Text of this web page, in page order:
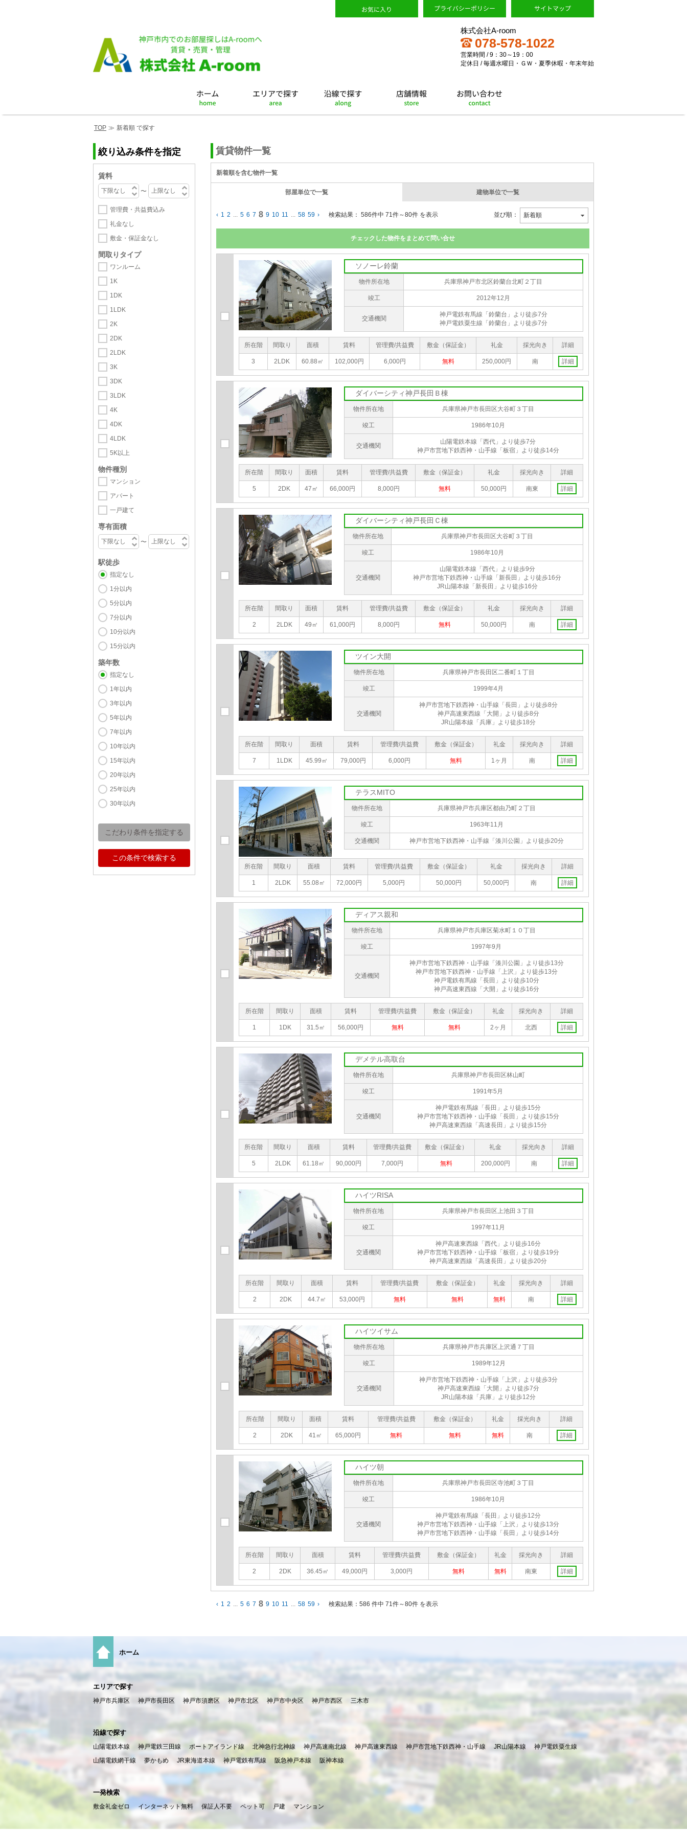
株式会社A-room
078-578-1022
営業時間 / 9：30～19：00
定休日 / 毎週水曜日・ＧＷ・夏季休暇・年末年始
TOP ≫ 新着順 で探す
賃貸物件一覧
新着順を含む物件一覧
部屋単位で一覧 建物単位で一覧
並び順：
検索結果： 586件中 71件～80件 を表示
‹ 1 2 ... 5 6 7 8 9 10 11 ... 58 59 ›
ソノーレ鈴蘭
物件所在地 兵庫県神戸市北区鈴蘭台北町２丁目
竣工 2012年12月
交通機関
神戸電鉄有馬線「鈴蘭台」より徒歩7分
神戸電鉄粟生線「鈴蘭台」より徒歩7分
所在階 間取り 面積 賃料 管理費/共益費 敷金（保証金） 礼金 採光向き 詳細
3 2LDK 60.88㎡ 102,000円 6,000円 無料 250,000円 南 詳細
ダイバーシティ神戸長田Ｂ棟
物件所在地 兵庫県神戸市長田区大谷町３丁目
竣工 1986年10月
交通機関
山陽電鉄本線「西代」より徒歩7分
神戸市営地下鉄西神・山手線「板宿」より徒歩14分
所在階 間取り 面積 賃料 管理費/共益費 敷金（保証金） 礼金 採光向き 詳細
5 2DK 47㎡ 66,000円 8,000円 無料 50,000円 南東 詳細
ダイバーシティ神戸長田Ｃ棟
物件所在地 兵庫県神戸市長田区大谷町３丁目
竣工 1986年10月
交通機関
山陽電鉄本線「西代」より徒歩9分
神戸市営地下鉄西神・山手線「新長田」より徒歩16分
JR山陽本線「新長田」より徒歩16分
所在階 間取り 面積 賃料 管理費/共益費 敷金（保証金） 礼金 採光向き 詳細
2 2LDK 49㎡ 61,000円 8,000円 無料 50,000円 南 詳細
ツイン大開
物件所在地 兵庫県神戸市長田区二番町１丁目
竣工 1999年4月
交通機関
神戸市営地下鉄西神・山手線「長田」より徒歩8分
神戸高速東西線「大開」より徒歩8分
JR山陽本線「兵庫」より徒歩18分
所在階 間取り 面積 賃料 管理費/共益費 敷金（保証金） 礼金 採光向き 詳細
7 1LDK 45.99㎡ 79,000円 6,000円 無料 1ヶ月 南 詳細
テラスMITO
物件所在地 兵庫県神戸市兵庫区都由乃町２丁目
竣工 1963年11月
交通機関 神戸市営地下鉄西神・山手線「湊川公園」より徒歩20分
所在階 間取り 面積 賃料 管理費/共益費 敷金（保証金） 礼金 採光向き 詳細
1 2LDK 55.08㎡ 72,000円 5,000円 50,000円 50,000円 南 詳細
ディアス親和
物件所在地 兵庫県神戸市兵庫区菊水町１０丁目
竣工 1997年9月
交通機関
神戸市営地下鉄西神・山手線「湊川公園」より徒歩13分
神戸市営地下鉄西神・山手線「上沢」より徒歩13分
神戸電鉄有馬線「長田」より徒歩10分
神戸高速東西線「大開」より徒歩16分
所在階 間取り 面積 賃料 管理費/共益費 敷金（保証金） 礼金 採光向き 詳細
1 1DK 31.5㎡ 56,000円 無料 無料 2ヶ月 北西 詳細
デメテル高取台
物件所在地 兵庫県神戸市長田区林山町
竣工 1991年5月
交通機関
神戸電鉄有馬線「長田」より徒歩15分
神戸市営地下鉄西神・山手線「長田」より徒歩15分
神戸高速東西線「高速長田」より徒歩15分
所在階 間取り 面積 賃料 管理費/共益費 敷金（保証金） 礼金 採光向き 詳細
5 2LDK 61.18㎡ 90,000円 7,000円 無料 200,000円 南 詳細
ハイツRISA
物件所在地 兵庫県神戸市長田区上池田３丁目
竣工 1997年11月
交通機関
神戸高速東西線「西代」より徒歩16分
神戸市営地下鉄西神・山手線「板宿」より徒歩19分
神戸高速東西線「高速長田」より徒歩20分
所在階 間取り 面積 賃料 管理費/共益費 敷金（保証金） 礼金 採光向き 詳細
2 2DK 44.7㎡ 53,000円 無料 無料 無料 南 詳細
ハイツイサム
物件所在地 兵庫県神戸市兵庫区上沢通７丁目
竣工 1989年12月
交通機関
神戸市営地下鉄西神・山手線「上沢」より徒歩3分
神戸高速東西線「大開」より徒歩7分
JR山陽本線「兵庫」より徒歩12分
所在階 間取り 面積 賃料 管理費/共益費 敷金（保証金） 礼金 採光向き 詳細
2 2DK 41㎡ 65,000円 無料 無料 無料 南 詳細
ハイツ朝
物件所在地 兵庫県神戸市長田区寺池町３丁目
竣工 1986年10月
交通機関
神戸電鉄有馬線「長田」より徒歩12分
神戸市営地下鉄西神・山手線「上沢」より徒歩13分
神戸市営地下鉄西神・山手線「長田」より徒歩14分
所在階 間取り 面積 賃料 管理費/共益費 敷金（保証金） 礼金 採光向き 詳細
2 2DK 36.45㎡ 49,000円 3,000円 無料 無料 南東 詳細
検索結果： 586 件中 71件～80件 を表示
‹ 1 2 5 6 7 8 9 10 11 58 59 ›
絞り込み条件を指定
賃料
〜
管理費・共益費込み
礼金なし
敷金・保証金なし
間取りタイプ
ワンルーム
1K
1DK
1LDK
2K
2DK
2LDK
3K
3DK
3LDK
4K
4DK
4LDK
5K以上
物件種別
マンション
アパート
一戸建て
専有面積
〜
駅徒歩
指定なし
1分以内
5分以内
7分以内
10分以内
15分以内
築年数
指定なし
1年以内
3年以内
5年以内
7年以内
10年以内
15年以内
20年以内
25年以内
30年以内
こだわり条件を指定する
ホーム
エリアで探す
神戸市兵庫区 神戸市長田区 神戸市須磨区 神戸市北区 神戸市中央区 神戸市西区 三木市
沿線で探す
山陽電鉄本線 神戸電鉄三田線 ポートアイランド線 北神急行北神線 神戸高速南北線 神戸高速東西線 神戸市営地下鉄西神・山手線 JR山陽本線
神戸電鉄粟生線
山陽電鉄網干線
夢かもめ JR東海道本線 神戸電鉄有馬線 阪急神戸本線 阪神本線
一発検索
敷金礼金ゼロ インターネット無料 保証人不要 ペット可 戸建 マンション